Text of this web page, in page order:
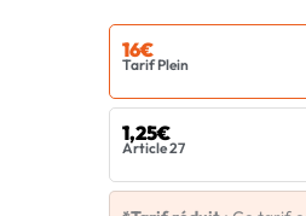
16€
Tarif Plein
1,25€
Article 27